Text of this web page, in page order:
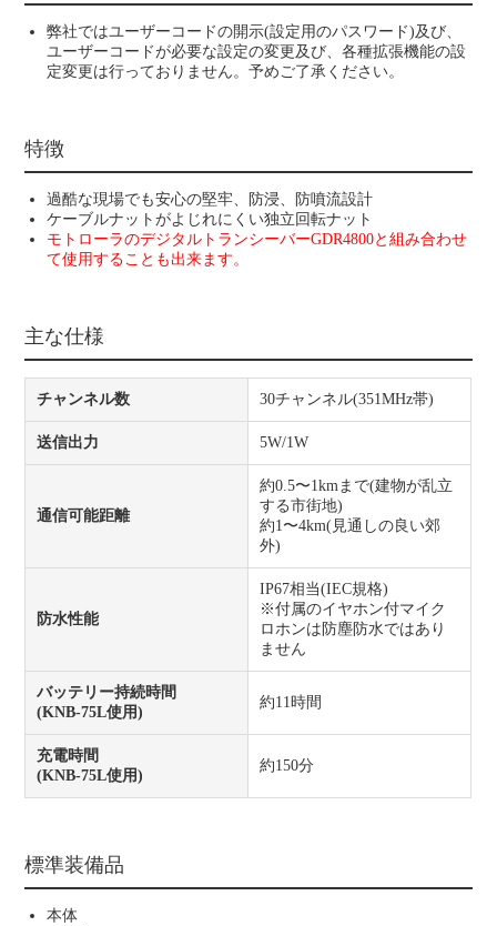
弊社ではユーザーコードの開示(設定用のパスワード)及び、
ユーザーコードが必要な設定の変更及び、各種拡張機能の設
定変更は行っておりません。予めご了承ください。
特徴
過酷な現場でも安心の堅牢、防浸、防噴流設計
ケーブルナットがよじれにくい独立回転ナット
モトローラのデジタルトランシーバーGDR4800と組み合わせ
て使用することも出来ます。
主な仕様
チャンネル数 30チャンネル(351MHz帯)
送信出力 5W/1W
通信可能距離
約0.5〜1kmまで(建物が乱立
する市街地)
約1〜4km(見通しの良い郊
外)
防水性能
IP67相当(IEC規格)
※付属のイヤホン付マイク
ロホンは防塵防水ではあり
ません
バッテリー持続時間
(KNB-75L使用)
約11時間
充電時間
(KNB-75L使用)
約150分
標準装備品
本体